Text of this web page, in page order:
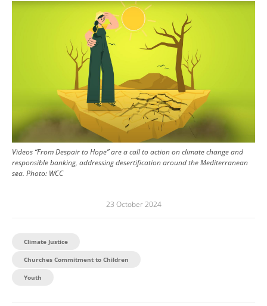
Image
Videos “From Despair to Hope” are a call to action on climate change and
responsible banking, addressing desertification around the Mediterranean
sea. Photo: WCC
23 October 2024
Climate Justice
Churches Commitment to Children
Youth